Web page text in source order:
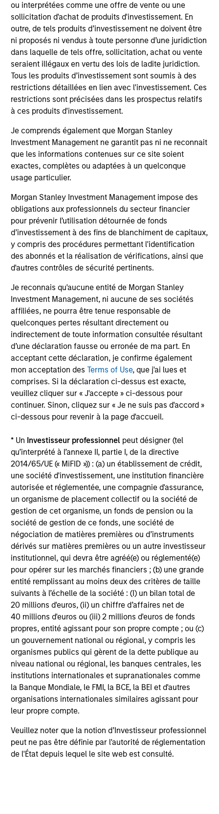
ou interprétées comme une offre de vente ou une
sollicitation d'achat de produits d'investissement. En
outre, de tels produits d’investissement ne doivent être
ni proposés ni vendus à toute personne d’une juridiction
dans laquelle de tels offre, sollicitation, achat ou vente
seraient illégaux en vertu des lois de ladite juridiction.
Tous les produits d’investissement sont soumis à des
restrictions détaillées en lien avec l'investissement. Ces
restrictions sont précisées dans les prospectus relatifs
à ces produits d'investissement.
Je comprends également que Morgan Stanley
Investment Management ne garantit pas ni ne reconnait
que les informations contenues sur ce site soient
exactes, complètes ou adaptées à un quelconque
usage particulier.
Morgan Stanley Investment Management impose des
obligations aux professionnels du secteur financier
pour prévenir l’utilisation détournée de fonds
d’investissement à des fins de blanchiment de capitaux,
y compris des procédures permettant l'identification
des abonnés et la réalisation de vérifications, ainsi que
d'autres contrôles de sécurité pertinents.
Je reconnais qu'aucune entité de Morgan Stanley
Investment Management, ni aucune de ses sociétés
affiliées, ne pourra être tenue responsable de
quelconques pertes résultant directement ou
indirectement de toute information consultée résultant
d’une déclaration fausse ou erronée de ma part. En
acceptant cette déclaration, je confirme également
mon acceptation desTerms of Use, que j'ai lues et
comprises. Si la déclaration ci-dessus est exacte,
veuillez cliquer sur « J'accepte » ci-dessous pour
continuer. Sinon, cliquez sur « Je ne suis pas d'accord »
ci-dessous pour revenir à la page d'accueil.
* Un Investisseur professionnel peut désigner (tel
qu’interprété à l’annexe II, partie I, de la directive
2014/65/UE (« MiFID »)) : (a) un établissement de crédit,
une société d'investissement, une institution financière
autorisée et réglementée, une compagnie d'assurance,
un organisme de placement collectif ou la société de
gestion de cet organisme, un fonds de pension ou la
société de gestion de ce fonds, une société de
négociation de matières premières ou d’instruments
dérivés sur matières premières ou un autre investisseur
institutionnel, qui devra être agréé(e) ou réglementé(e)
pour opérer sur les marchés financiers ; (b) une grande
entité remplissant au moins deux des critères de taille
suivants à l’échelle de la société : (I) un bilan total de
20 millions d'euros, (ii) un chiffre d’affaires net de
40 millions d'euros ou (iii) 2 millions d'euros de fonds
propres, entité agissant pour son propre compte ; ou (c)
un gouvernement national ou régional, y compris les
organismes publics qui gèrent de la dette publique au
niveau national ou régional, les banques centrales, les
institutions internationales et supranationales comme
la Banque Mondiale, le FMI, la BCE, la BEI et d'autres
organisations internationales similaires agissant pour
leur propre compte.
Veuillez noter que la notion d’Investisseur professionnel
peut ne pas être définie par l'autorité de réglementation
de l'État depuis lequel le site web est consulté.
Combined Quantitative and Qualitative
Approach
The team’s investment approach integrates strong
qualitative analysis with robust quantitative valuation
tools at every stage of the investment process, providing
a robust credit management process.
2
Extensive Experience
The Global Fixed Income Team at Morgan Stanley
Investment Management has invested in fixed income
assets since 1975, and in European fixed income assets
since 1990.
3
Global Research
An emphasis on a team-based approach to research and
investment, allows investors to benefit from the
Income Team of 60 investment professionals.
Approximately 80% of Morgan Stanley Investment
Management’s research is generated in-house, and this is
supplemented by Morgan Stanley sell-side and 3rd party
research.
Investment Approach
may often mis-value a company’s default risk, resulting in
bond prices that fail to reflect the true credit profile of a
company. However, the team believes that the market will
re-value the bond prices of high-quality issuers based
over time, thereby offering investors the opportunity to
potentially exploit these pricing inefficiencies and earn
superior returns over the long term. The team believes
that successful credit management depends on four
factors:
A value-driven process
Forward-looking credit analysis
Broad diversification to help reduce portfolio risk
A global approach
Investment Process